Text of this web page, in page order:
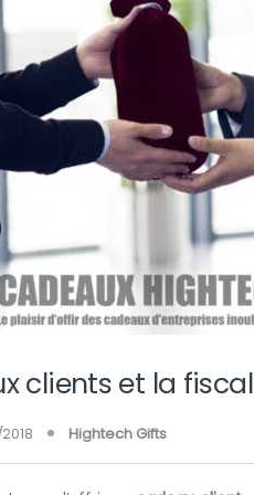
clients et la
Hightech Gifts